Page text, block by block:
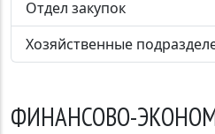
Отдел закупок
Хозяйственные
ФИНАНСОВО-